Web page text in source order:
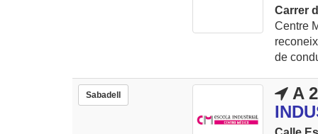
Carrer
Centre
de
Sabadell
A